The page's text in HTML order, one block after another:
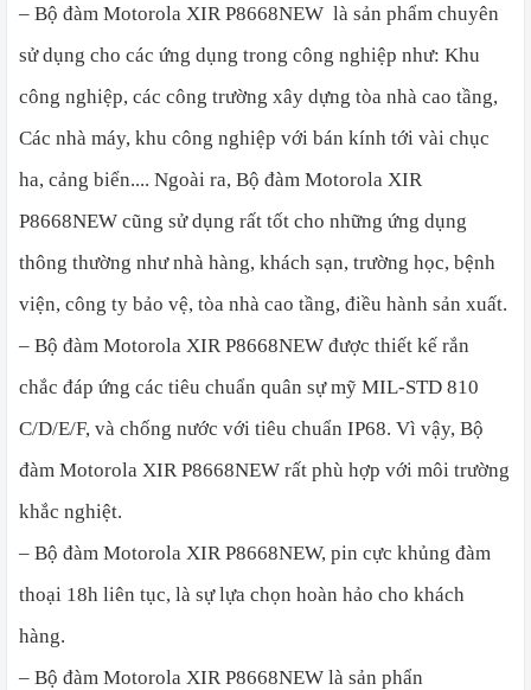
– Bộ đàm Motorola XIR P8668NEW là sản phẩm chuyên
sử dụng cho các ứng dụng trong công nghiệp như: Khu
công nghiệp, các công trường xây dựng tòa nhà cao tầng,
Các nhà máy, khu công nghiệp với bán kính tới vài chục
ha, cảng biển.... Ngoài ra, Bộ đàm Motorola XIR
P8668NEW cũng sử dụng rất tốt cho những ứng dụng
thông thường như nhà hàng, khách sạn, trường học, bệnh
viện, công ty bảo vệ, tòa nhà cao tầng, điều hành sản xuất.
– Bộ đàm Motorola XIR P8668NEW được thiết kế rắn
chắc đáp ứng các tiêu chuẩn quân sự mỹ MIL-STD 810
C/D/E/F, và chống nước với tiêu chuẩn IP68. Vì vậy, Bộ
đàm Motorola XIR P8668NEW rất phù hợp với môi trường
khắc nghiệt.
– Bộ đàm Motorola XIR P8668NEW, pin cực khủng đàm
thoại 18h liên tục, là sự lựa chọn hoàn hảo cho khách
hàng.
– Bộ đàm Motorola XIR P8668NEW là sản phẩn